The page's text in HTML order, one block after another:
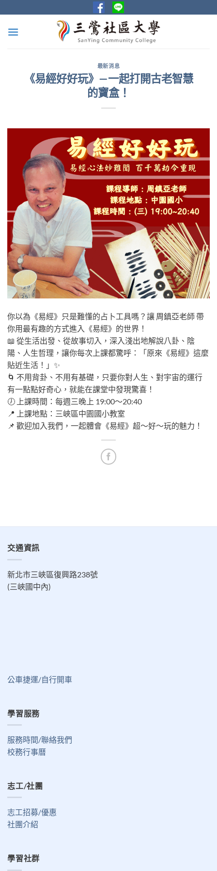
to
content
最新消息
《易經好好玩》—一起打開古老智慧
的寶盒！
你以為《易經》只是難懂的占卜工具嗎？讓 周鎮亞老師 帶
你用最有趣的方式進入《易經》的世界！
📖 從生活出發、從故事切入，深入淺出地解說八卦、陰
陽、人生哲理，讓你每次上課都驚呼：「原來《易經》這麼
貼近生活！」✨
🌀 不用背卦、不用有基礎，只要你對人生、對宇宙的運行
有一點點好奇心，就能在課堂中發現驚喜！
🕖 上課時間：每週三晚上 19:00～20:40
📍 上課地點：三峽區中園國小教室
📌 歡迎加入我們，一起體會《易經》超～好～玩的魅力！
交通資訊
新北市三峽區復興路238號
(三峽國中內)
公車捷運/自行開車
學習服務
服務時間/聯絡我們
校務行事曆
志工/社團
志工招募/優惠
社團介紹
學習社群